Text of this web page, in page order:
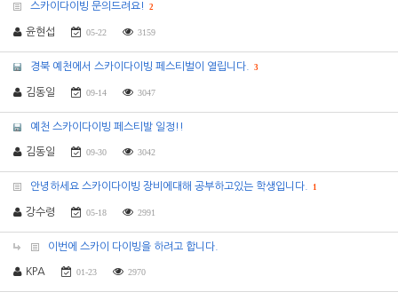
스카이다이빙 문의드려요! 2
윤현섭 05-22 3159
경북 예천에서 스카이다이빙 페스티벌이 열립니다. 3
김동일 09-14 3047
예천 스카이다이빙 페스티발 일정!!
김동일 09-30 3042
안녕하세요 스카이다이빙 장비에대해 공부하고있는 학생입니다. 1
강수령 05-18 2991
이번에 스카이 다이빙을 하려고 합니다.
KPA 01-23 2970